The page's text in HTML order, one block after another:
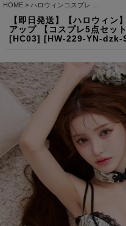
HOME > ハロウィンコスプレ
【即日発送】【ハロウィン
アップ 【コスプレ5点セッ
[HC03] [HW-229-YN-dzk-